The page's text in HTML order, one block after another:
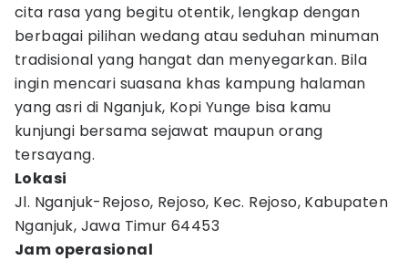
cita rasa yang begitu otentik, lengkap dengan
berbagai pilihan wedang atau seduhan minuman
tradisional yang hangat dan menyegarkan. Bila
ingin mencari suasana khas kampung halaman
yang asri di Nganjuk, Kopi Yunge bisa kamu
kunjungi bersama sejawat maupun orang
tersayang.
Lokasi
Jl. Nganjuk-Rejoso, Rejoso, Kec. Rejoso, Kabupaten
Nganjuk, Jawa Timur 64453
Jam operasional